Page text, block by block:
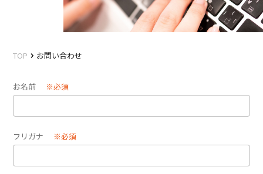
TOP お問い合わせ
お名前 ※必須
フリガナ ※必須